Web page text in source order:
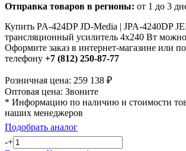
Отправка товаров в регионы: от 1 до 3
Купить PA-424DP JD-Media | JPA-4240DP
трансляционный усилитель 4х240 Вт
Оформите заказ в интернет-магазине или
телефону +7 (812) 250-87-77
Розничная цена: 259 138 ₽
Оптовая цена: Звоните
* Информацию по наличию и стоимости
наших менеджеров
Подобрать аналог
-+